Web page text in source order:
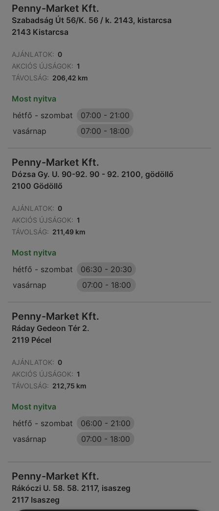
Penny-Market Kft.
Szabadság Út 56/K. 56 / k. 2143, kistarcsa
2143 Kistarcsa
AJÁNLATOK: 0
AKCIÓS ÚJSÁGOK: 1
TÁVOLSÁG: 206,42 km
Most nyitva
hétfő - szombat
07:00 - 21:00
vasárnap
07:00 - 18:00
Penny-Market Kft.
Dózsa Gy. U. 90-92. 90 - 92. 2100, gödöllő
2100 Gödöllő
AJÁNLATOK: 0
AKCIÓS ÚJSÁGOK: 1
TÁVOLSÁG: 211,49 km
Most nyitva
hétfő - szombat
06:30 - 20:30
vasárnap
07:00 - 18:00
Penny-Market Kft.
Ráday Gedeon Tér 2.
2119 Pécel
AJÁNLATOK: 0
AKCIÓS ÚJSÁGOK: 1
TÁVOLSÁG: 212,75 km
Most nyitva
hétfő - szombat
06:00 - 21:00
vasárnap
07:00 - 18:00
Penny-Market Kft.
Rákóczi U. 58. 58. 2117, isaszeg
2117 Isaszeg